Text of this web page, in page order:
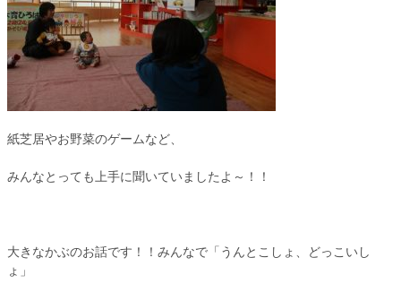
紙芝居やお野菜のゲームなど、
みんなとっても上手に聞いていましたよ～！！
大きなかぶのお話です！！みんなで「うんとこしょ、どっこいし
ょ」